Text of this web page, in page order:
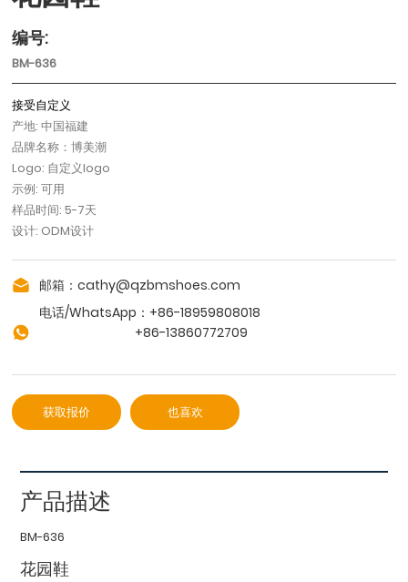
编号:
BM-636
接受自定义
产地: 中国福建
品牌名称：博美潮
Logo: 自定义logo
示例: 可用
样品时间: 5-7天
设计: ODM设计
邮箱：cathy@qzbmshoes.com
电话/WhatsApp：+86-18959808018
+86-13860772709
获取报价 也喜欢
产品描述
BM-636
花园鞋